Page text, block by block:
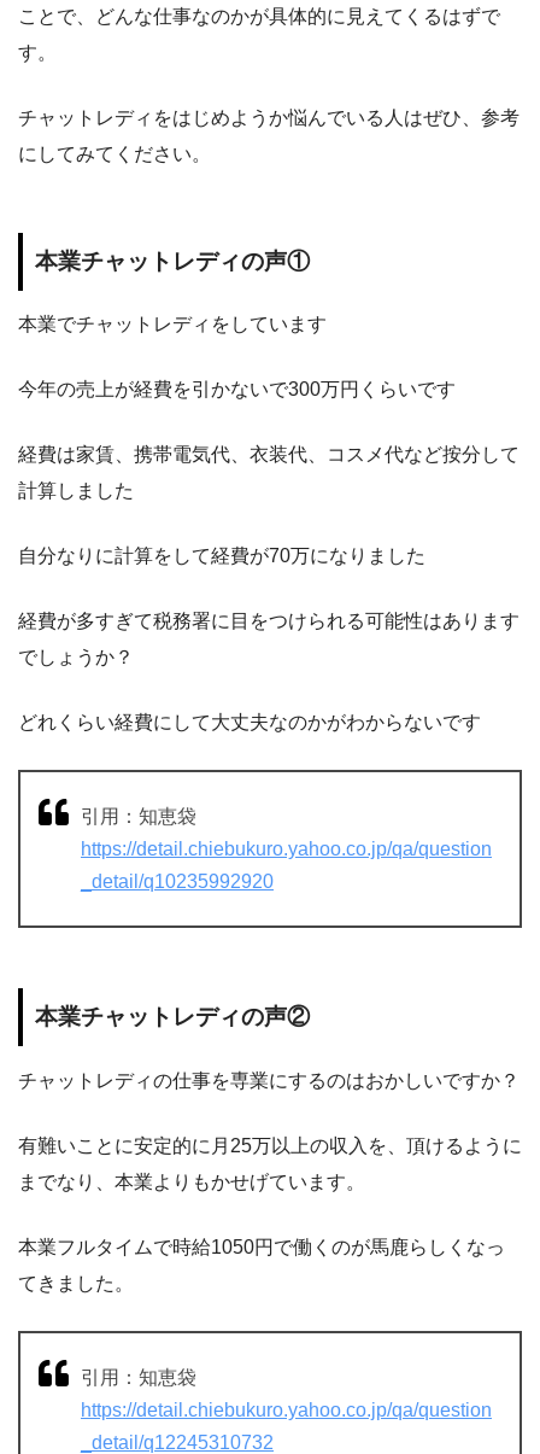
ことで、どんな仕事なのかが具体的に見えてくるはずで
す。
チャットレディをはじめようか悩んでいる人はぜひ、参考
にしてみてください。
本業チャットレディの声①
本業でチャットレディをしています
今年の売上が経費を引かないで300万円くらいです
経費は家賃、携帯電気代、衣装代、コスメ代など按分して
計算しました
自分なりに計算をして経費が70万になりました
経費が多すぎて税務署に目をつけられる可能性はあります
でしょうか？
どれくらい経費にして大丈夫なのかがわからないです
引用：知恵袋
https://detail.chiebukuro.yahoo.co.jp/qa/question
_detail/q10235992920
本業チャットレディの声②
チャットレディの仕事を専業にするのはおかしいですか？
有難いことに安定的に月25万以上の収入を、頂けるように
までなり、本業よりもかせげています。
本業フルタイムで時給1050円で働くのが馬鹿らしくなっ
てきました。
引用：知恵袋
https://detail.chiebukuro.yahoo.co.jp/qa/question
_detail/q12245310732